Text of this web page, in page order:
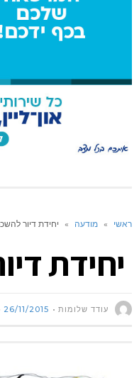
ראשי » מודעה » יחידת דיור
יחידת
עודד שלומות 26/11/2015